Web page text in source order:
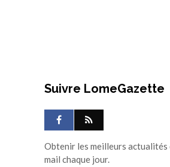
Suivre LomeGazette
Obtenir les meilleurs actualités
mail chaque jour.